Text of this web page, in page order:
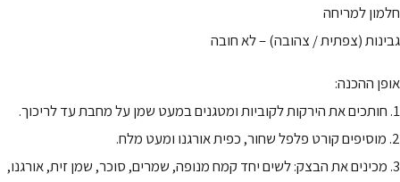
חלמון למריחה
גבינות (צפתית / צהובה) – לא חובה
אופן ההכנה:
1. חותכים את הירקות לקוביות ומטגנים במעט שמן על מחבת עד לריכוך.
2. מוסיפים קורט פלפל שחור, כפית אורגנו ומעט מלח.
3. מכינים את הבצק: לשים יחד קמח מנופה, שמרים, סוכר, שמן זית, אורגנו,